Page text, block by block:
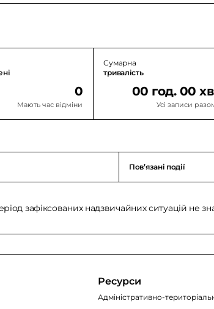
0
Мають час відміни
Сумарна
тривалість
00 год. 00
Усі записи
Повʼязані події
зафіксованих надзвичайних ситуацій не
Ресурси
Адміністративно-